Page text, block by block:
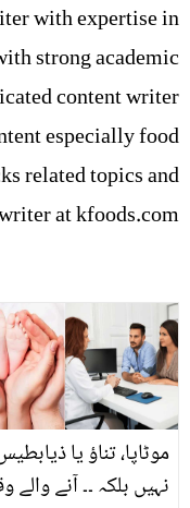
with expertise in
strong academic
content writer
especially food
related topics and
at kfoods.com.
موٹاپا، تناؤ یا
نہیں بلکہ ۔۔ آنے والے